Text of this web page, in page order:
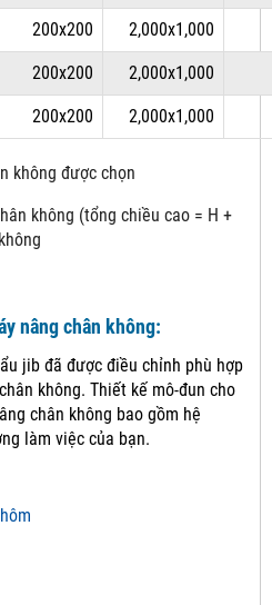
200x200 2,000x1,000
200x200 2,000x1,000
200x200 2,000x1,000
không được chọn
không (tổng chiều cao = H +
nâng chân không:
jib đã được điều chỉnh phù hợp
không. Thiết kế mô-đun cho
chân không bao gồm hệ
làm việc của bạn.